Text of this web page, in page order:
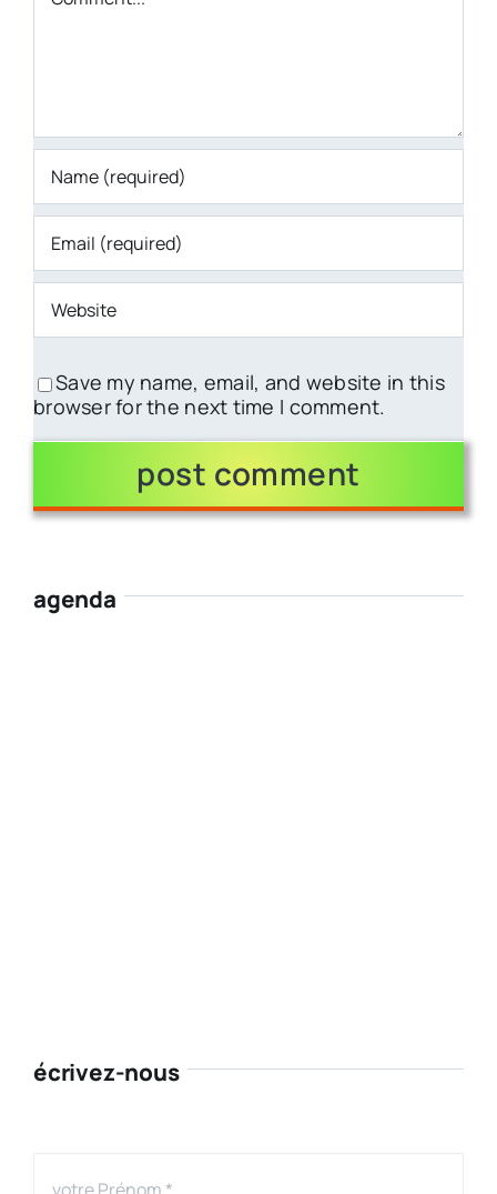
Save my name, email, and website in this
browser for the next time I comment.
agenda
écrivez-nous